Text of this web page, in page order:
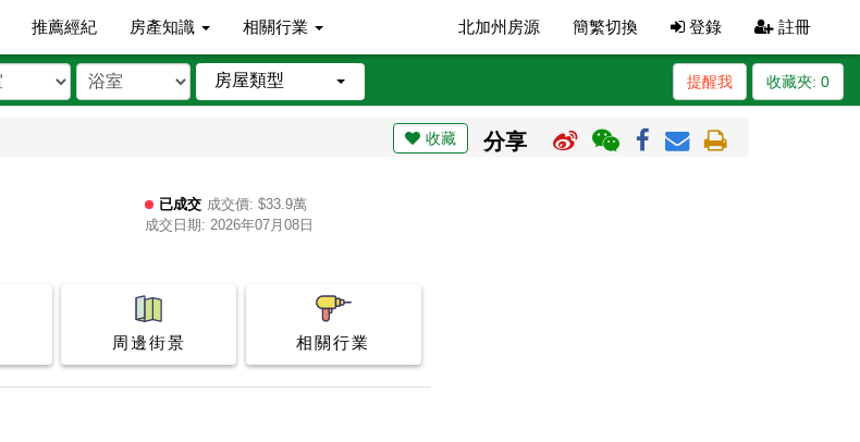
推薦經紀 房產知識 相關行業 北加州房源 簡繁切換 登錄 註冊
房屋類型 收藏夾: 0
提醒我
收藏 分享
已成交 成交價: $33.9萬
成交日期: 2026年07月08日
周邊街景 相關行業